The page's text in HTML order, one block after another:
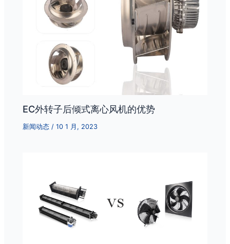
EC外转子后倾式离心风机的优势
新闻动态 /10 1 月, 2023